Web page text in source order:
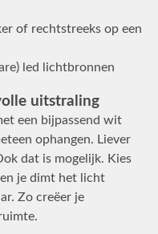
of rechtstreeks op een
led lichtbronnen
uitstraling
een bijpassend wit
ophangen. Liever
dat is mogelijk. Kies
je dimt het licht
Zo creëer je